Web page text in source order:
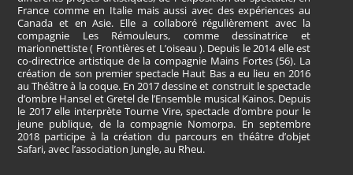
France comme en Italie mais aussi avec des expériences au
Canada et en Asie. Elle a collaboré régulièrement avec la
compagnie Les Rémouleurs, comme dessinatrice et
marionnettiste ( Frontières et L’oiseau ). Depuis le 2014 elle est
co-directrice artistique de la compagnie Mains Fortes (56). La
création de son premier spectacle Haut Bas a eu lieu en 2016
au Théâtre à la coque. En 2017 dessine et construit le spectacle
d’ombre Hansel et Gretel de l’Ensemble musical Kainos. Depuis
le 2017 elle interprète Tourne Vire, spectacle d’ombre pour le
jeune publique, de la compagnie Nomorpa. En septembre
2018 participe à la création du parcours en théâtre d’objet
Safari, avec l’association Jungle, au Rheu.